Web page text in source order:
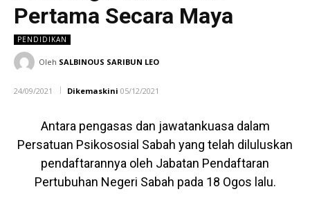
Pertama Secara Maya
PENDIDIKAN
Oleh SALBINOUS SARIBUN LEO
24/09/2021 Dikemaskini 05/12/2021
Antara pengasas dan jawatankuasa dalam
Persatuan Psikososial Sabah yang telah diluluskan
pendaftarannya oleh Jabatan Pendaftaran
Pertubuhan Negeri Sabah pada 18 Ogos lalu.